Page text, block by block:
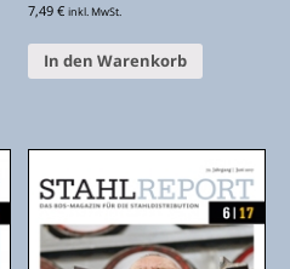
7,49€ inkl. MwSt.
In den Warenkorb